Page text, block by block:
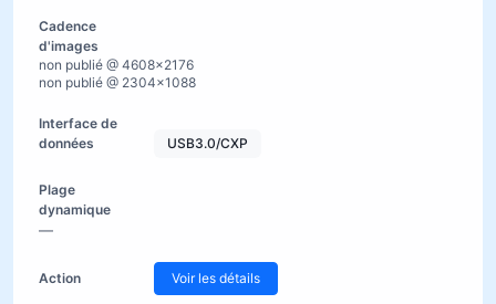
non publié @ 4608×2176
non publié @ 2304×1088
USB3.0/CXP
—
Voir les détails